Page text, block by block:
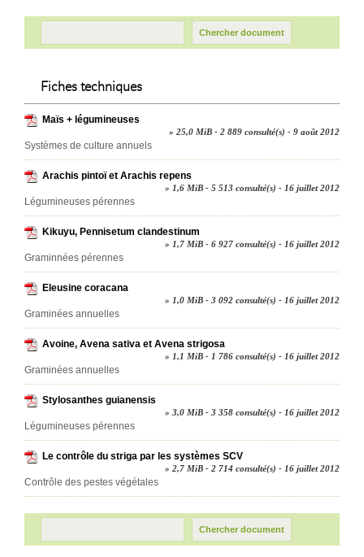
Fiches techniques
Maïs + légumineuses
» 25,0 MiB - 2 889 consulté(s) - 9 août 2012
Systèmes de culture annuels
Arachis pintoï et Arachis repens
» 1,6 MiB - 5 513 consulté(s) - 16 juillet 2012
Légumineuses pérennes
Kikuyu, Pennisetum clandestinum
» 1,7 MiB - 6 927 consulté(s) - 16 juillet 2012
Graminnées pérennes
Eleusine coracana
» 1,0 MiB - 3 092 consulté(s) - 16 juillet 2012
Graminées annuelles
Avoine, Avena sativa et Avena strigosa
» 1,1 MiB - 1 786 consulté(s) - 16 juillet 2012
Graminées annuelles
Stylosanthes guianensis
» 3,0 MiB - 3 358 consulté(s) - 16 juillet 2012
Légumineuses pérennes
Le contrôle du striga par les systèmes SCV
» 2,7 MiB - 2 714 consulté(s) - 16 juillet 2012
Contrôle des pestes végétales